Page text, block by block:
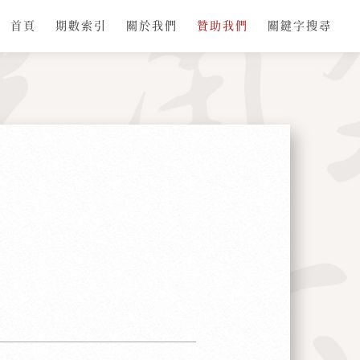
首頁 期數索引 關於我們 贊助我們 關鍵字搜尋